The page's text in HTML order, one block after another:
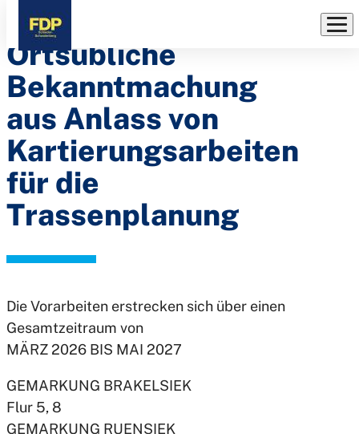
Direkt
zum
Inhalt
Rhein-Main-Link:
Ortsübliche
Bekanntmachung
aus Anlass von
Kartierungsarbeiten
für die
Trassenplanung
Die Vorarbeiten erstrecken sich über einen
Gesamtzeitraum von
MÄRZ 2026 BIS MAI 2027
GEMARKUNG BRAKELSIEK
Flur 5, 8
GEMARKUNG RUENSIEK